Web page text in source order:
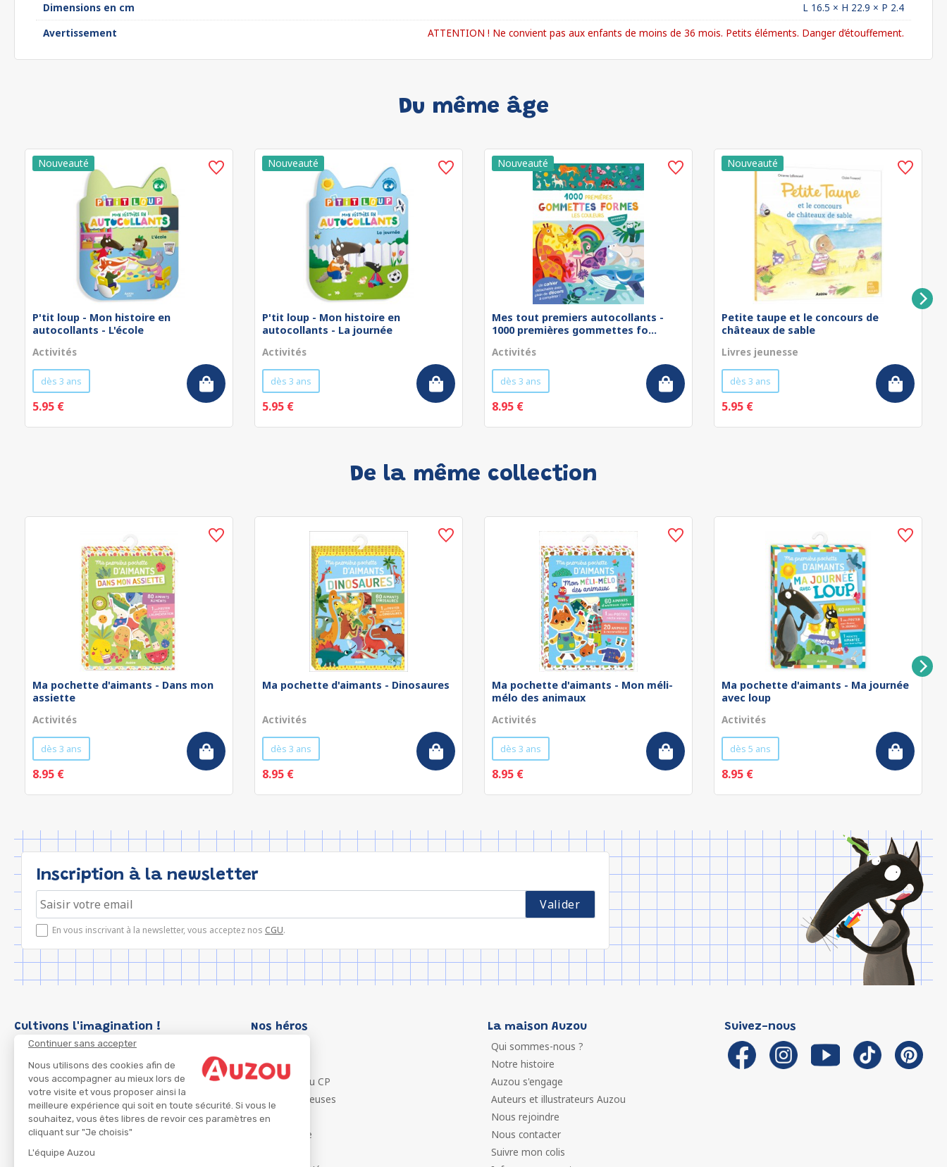
Continuer sans accepter
Nous utilisons des cookies afin de
vous accompagner au mieux lors de
votre visite et vous proposer ainsi la
meilleure expérience qui soit en toute sécurité. Si vous le
souhaitez, vous êtes libres de revoir ces paramètres en
cliquant sur "Je choisis"
L'équipe Auzou
Dimensions en cm
L 16.5 × H 22.9 × P 2.4
Avertissement
ATTENTION ! Ne convient pas aux enfants de moins de 36 mois. Petits éléments. Danger d’étouffement.
Du même âge
P'tit loup - Mon histoire en
autocollants - L'école
Activités
dès 3 ans
5.95 €
P'tit loup - Mon histoire en
autocollants - La journée
Activités
dès 3 ans
5.95 €
Mes tout premiers autocollants -
1000 premières gommettes fo...
Activités
dès 3 ans
8.95 €
Petite taupe et le concours de
châteaux de sable
Livres jeunesse
dès 3 ans
5.95 €
De la même collection
Ma pochette d'aimants - Dans mon
assiette
Activités
dès 3 ans
8.95 €
Ma pochette d'aimants - Dinosaures
Activités
dès 3 ans
8.95 €
Ma pochette d'aimants - Mon méli-
mélo des animaux
Activités
dès 3 ans
8.95 €
Ma pochette d'aimants - Ma journée
avec loup
Activités
dès 5 ans
8.95 €
Inscription à la newsletter
En vous inscrivant à la newsletter, vous acceptez nos CGU.
Cultivons l'imagination ! Nos héros
P'tit Loup
Les Héros du CP
Les Influenceuses
Migali
Petite Taupe
La maison Auzou
Qui sommes-nous ?
Notre histoire
Auzou s'engage
Auteurs et illustrateurs Auzou
Nous rejoindre
Nous contacter
Suivre mon colis
Suivez-nous